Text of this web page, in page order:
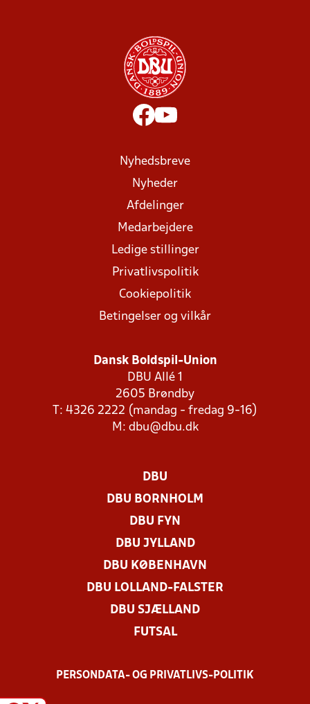
Nyhedsbreve
Nyheder
Afdelinger
Medarbejdere
Ledige stillinger
Privatlivspolitik
Cookiepolitik
Betingelser og vilkår
Dansk Boldspil-Union
DBU Allé 1
2605 Brøndby
T: 4326 2222 (mandag - fredag 9-16)
M: dbu@dbu.dk
DBU
DBU BORNHOLM
DBU FYN
DBU JYLLAND
DBU KØBENHAVN
DBU LOLLAND-FALSTER
DBU SJÆLLAND
FUTSAL
PERSONDATA- OG PRIVATLIVS-POLITIK